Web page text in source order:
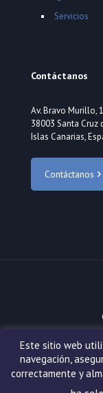
Servicios
Contáctanos
Av. Bravo Murillo,
38003 Santa Cruz
Islas Canarias,
Contáctanos
Este sitio web
navegación,
correctamente y